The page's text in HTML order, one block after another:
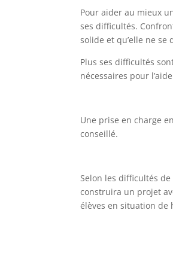
Pour aider au mieux
ses difficultés.
solide et qu’elle ne se
Plus ses difficultés
nécessaires pour
Une prise en charge
conseillé.
Selon les difficultés de
construira un projet
élèves en situation de